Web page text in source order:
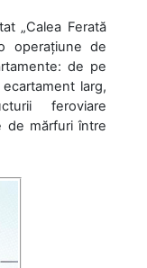
„Calea Ferată
operațiune de
de pe
larg,
feroviare
de mărfuri între